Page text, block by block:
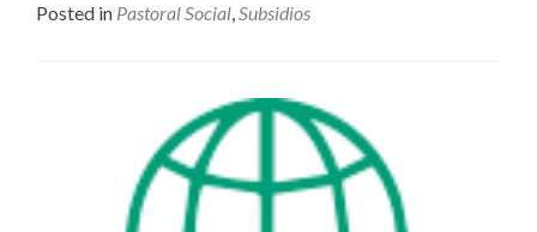
Posted in Pastoral Social,Subsidios